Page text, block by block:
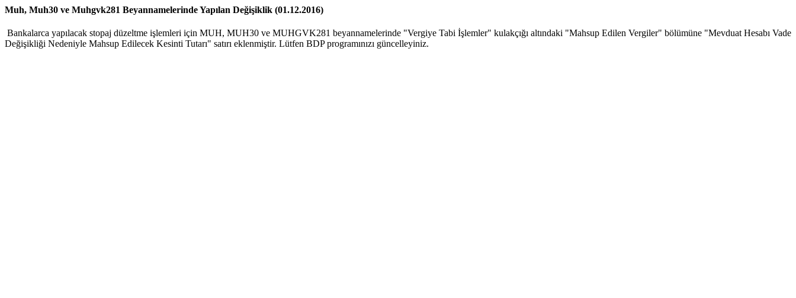
Muh, Muh30 ve Muhgvk281 Beyannamelerinde Yapılan Değişiklik (01.12.2016)
Bankalarca yapılacak stopaj düzeltme işlemleri için MUH, MUH30 ve MUHGVK281 beyannamelerinde "Vergiye Tabi İşlemler" kulakçığı altındaki "Mahsup Edilen Vergiler" bölümüne "Mevduat Hesabı Vade
Değişikliği Nedeniyle Mahsup Edilecek Kesinti Tutarı" satırı eklenmiştir. Lütfen BDP programınızı güncelleyiniz.